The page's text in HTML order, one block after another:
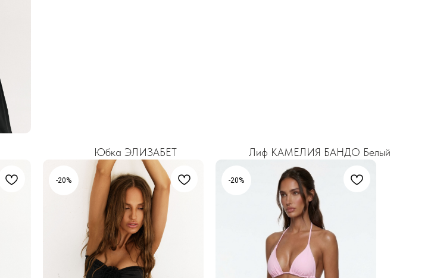
Юбка ЭЛИЗАБЕТ Лиф КАМЕЛИЯ БАНДО Белый
-20% -20%